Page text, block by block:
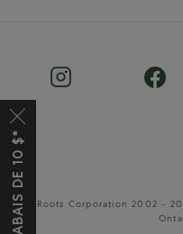
© Roots Corporation 2002 -